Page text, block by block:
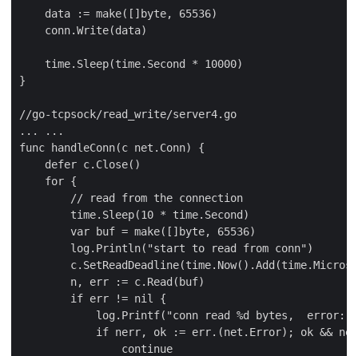
    data := make([]byte, 65536)
    conn.Write(data)
    time.Sleep(time.Second * 10000)
}
//go-tcpsock/read_write/server4.go
... ...
func handleConn(c net.Conn) {
    defer c.Close()
    for {
        // read from the connection
        time.Sleep(10 * time.Second)
        var buf = make([]byte, 65536)
        log.Println("start to read from conn")
        n, err := c.Read(buf)
        if err != nil {
log.Printf("conn read %d bytes,  error:
if nerr, ok := err.(net.Error); ok &&
                continue